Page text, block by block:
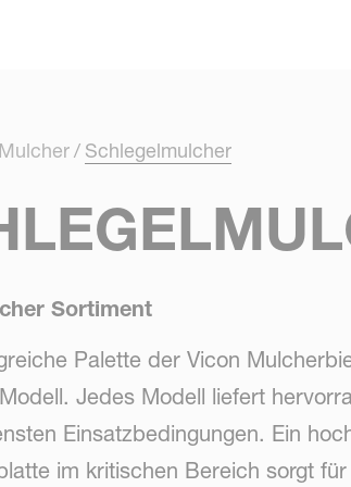
Mulcher Schlegelmulcher
Sortiment
Palette der Vicon
Jedes Modell liefert
Einsatzbedingungen. Ein
im kritischen Bereich sorgt